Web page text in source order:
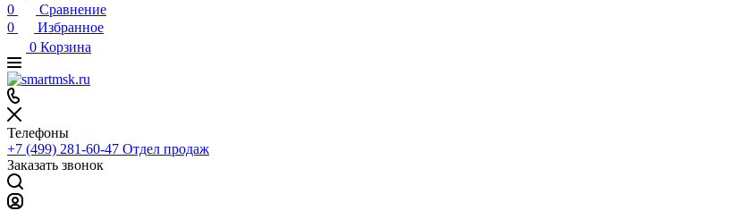
0
Сравнение
0
Избранное
0 Корзина
Телефоны
+7 (499) 281-60-47 Отдел продаж
Заказать звонок